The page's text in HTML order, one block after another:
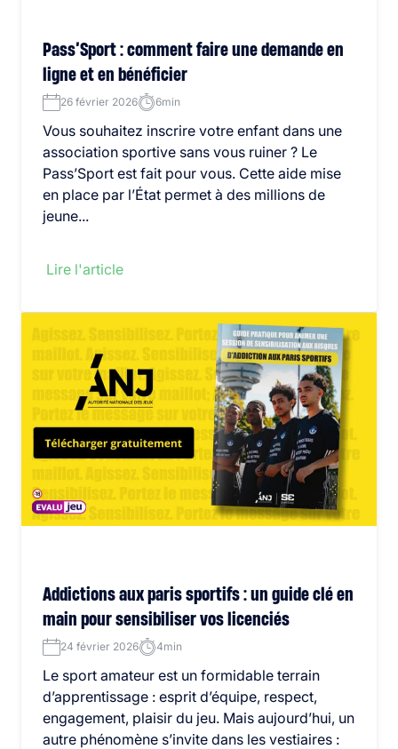
Pass’Sport : comment faire une demande en
ligne et en bénéficier
26 février 2026 6min
Vous souhaitez inscrire votre enfant dans une
association sportive sans vous ruiner ? Le
Pass’Sport est fait pour vous. Cette aide mise
en place par l’État permet à des millions de
jeune...
Lire l'article
Addictions aux paris sportifs : un guide clé en
main pour sensibiliser vos licenciés
24 février 2026 4min
Le sport amateur est un formidable terrain
d’apprentissage : esprit d’équipe, respect,
engagement, plaisir du jeu. Mais aujourd’hui, un
autre phénomène s’invite dans les vestiaires :